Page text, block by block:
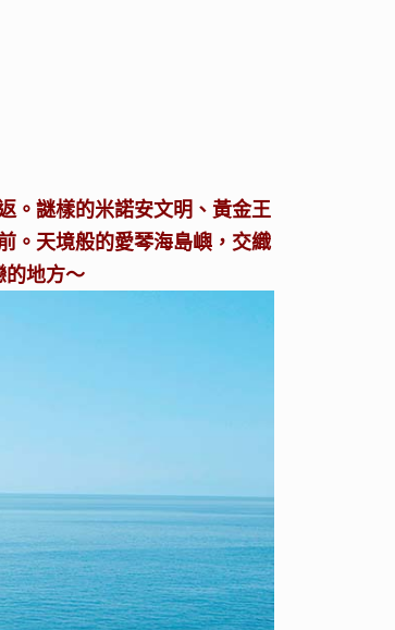
。謎樣的米諾安文明、黃金王
。天境般的愛琴海島嶼，交織
的地方～